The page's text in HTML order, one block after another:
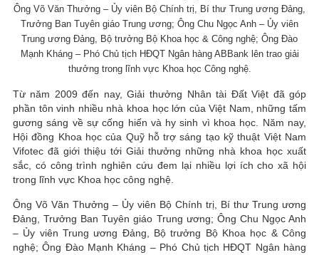
Ông Võ Văn Thưởng – Ủy viên Bộ Chính trị, Bí thư Trung ương Đảng,
Trưởng Ban Tuyên giáo Trung ương; Ông Chu Ngọc Anh – Ủy viên
Trung ương Đảng, Bộ trưởng Bộ Khoa học & Công nghệ; Ông Đào
Mạnh Kháng – Phó Chủ tịch HĐQT Ngân hàng ABBank lên trao giải
thưởng trong lĩnh vực Khoa học Công nghệ.
Từ năm 2009 đến nay, Giải thưởng Nhân tài Đất Việt đã góp
phần tôn vinh nhiều nhà khoa học lớn của Việt Nam, những tấm
gương sáng về sự cống hiến và hy sinh vì khoa học. Năm nay,
Hội đồng Khoa học của Quỹ hỗ trợ sáng tạo kỹ thuật Việt Nam
Vifotec đã giới thiệu tới Giải thưởng những nhà khoa học xuất
sắc, có công trình nghiên cứu đem lại nhiều lợi ích cho xã hội
trong lĩnh vực Khoa học công nghệ.
Ông Võ Văn Thưởng – Ủy viên Bộ Chính trị, Bí thư Trung ương
Đảng, Trưởng Ban Tuyên giáo Trung ương; Ông Chu Ngọc Anh
– Ủy viên Trung ương Đảng, Bộ trưởng Bộ Khoa học & Công
nghệ; Ông Đào Mạnh Kháng – Phó Chủ tịch HĐQT Ngân hàng